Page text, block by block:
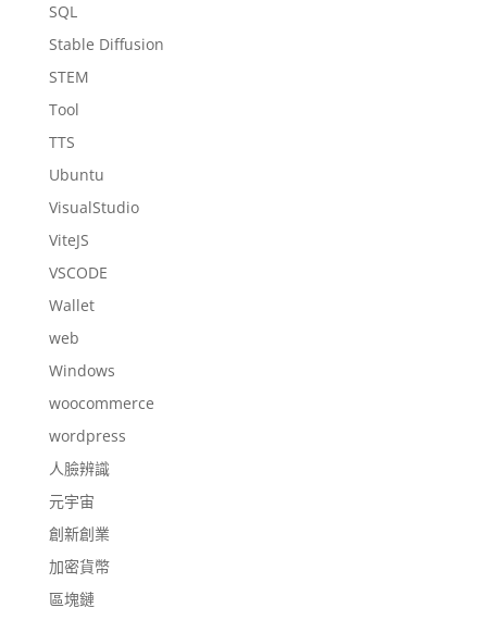
SQL
Stable Diffusion
STEM
Tool
TTS
Ubuntu
VisualStudio
ViteJS
VSCODE
Wallet
web
Windows
woocommerce
wordpress
人臉辨識
元宇宙
創新創業
加密貨幣
區塊鏈